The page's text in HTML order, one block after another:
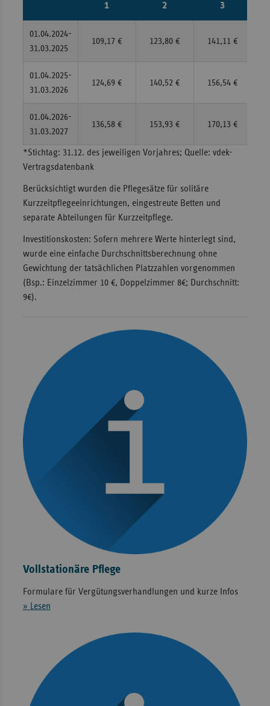
1 2 3
01.04.2024-
31.03.2025
109,17 € 123,80 € 141,11 €
01.04.2025-
31.03.2026
124,69 € 140,52 € 156,54 €
01.04.2026-
31.03.2027
136,58 € 153,93 € 170,13 €
*Stichtag: 31.12. des jeweiligen Vorjahres; Quelle: vdek-
Vertragsdatenbank
Berücksichtigt wurden die Pflegesätze für solitäre
Kurzzeitpflegeeinrichtungen, eingestreute Betten und
separate Abteilungen für Kurzzeitpflege.
Investitionskosten: Sofern mehrere Werte hinterlegt sind,
wurde eine einfache Durchschnittsberechnung ohne
Gewichtung der tatsächlichen Platzzahlen vorgenommen
(Bsp.: Einzelzimmer 10 €, Doppelzimmer 8€; Durchschnitt:
9€).
Vollstationäre Pflege
Formulare für Vergütungsverhandlungen und kurze Infos
» Lesen